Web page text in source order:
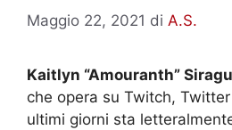
Maggio 22, 2021 di A.S.
Kaitlyn “Amouranth”
che opera su Twitch,
ultimi giorni sta